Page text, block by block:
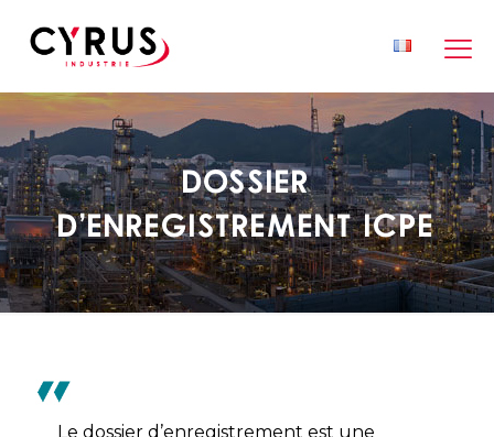
Dossier
d’enregistrement ICPE
Le dossier d’enregistrement est une